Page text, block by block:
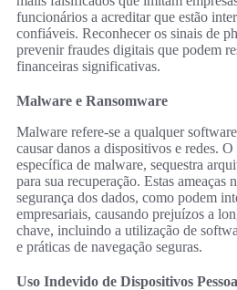
funcionários a acreditar que estão
confiáveis. Reconhecer os sinais de
prevenir fraudes digitais que podem
financeiras significativas.
Malware e Ransomware
Malware refere-se a qualquer
causar danos a dispositivos e redes.
específica de malware, sequestra
para sua recuperação. Estas ameaças
segurança dos dados, como podem
empresariais, causando prejuízos a
chave, incluindo a utilização de
e práticas de navegação seguras.
Uso Indevido de Dispositivos